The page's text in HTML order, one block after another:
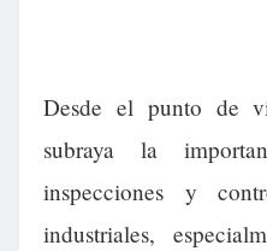
Desde el punto de
subraya la
inspecciones y
industriales,